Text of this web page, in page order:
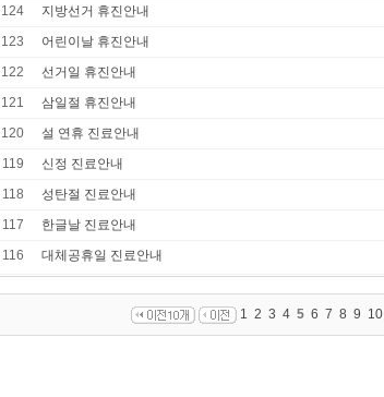
124
지방선거 휴진안내
123
어린이날 휴진안내
122
선거일 휴진안내
121
삼일절 휴진안내
120
설 연휴 진료안내
119
신정 진료안내
118
성탄절 진료안내
117
한글날 진료안내
116
대체공휴일 진료안내
1 2 3 4 5 6 7 8 9 10